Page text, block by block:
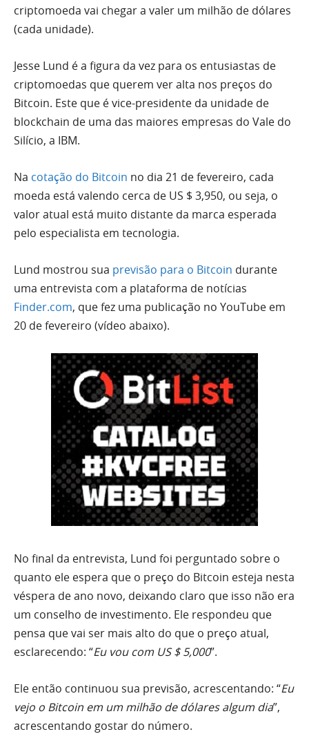
criptomoeda vai chegar a valer um milhão de dólares
(cada unidade).
Jesse Lund é a figura da vez para os entusiastas de
criptomoedas que querem ver alta nos preços do
Bitcoin. Este que é vice-presidente da unidade de
blockchain de uma das maiores empresas do Vale do
Silício, a IBM.
Na cotação do Bitcoin no dia 21 de fevereiro, cada
moeda está valendo cerca de US $ 3,950, ou seja, o
valor atual está muito distante da marca esperada
pelo especialista em tecnologia.
Lund mostrou sua previsão para o Bitcoin durante
uma entrevista com a plataforma de notícias
Finder.com, que fez uma publicação no YouTube em
20 de fevereiro (vídeo abaixo).
No final da entrevista, Lund foi perguntado sobre o
quanto ele espera que o preço do Bitcoin esteja nesta
véspera de ano novo, deixando claro que isso não era
um conselho de investimento. Ele respondeu que
pensa que vai ser mais alto do que o preço atual,
esclarecendo: “Eu vou com US $ 5,000”.
Ele então continuou sua previsão, acrescentando: “Eu
vejo o Bitcoin em um milhão de dólares algum dia”,
acrescentando gostar do número.